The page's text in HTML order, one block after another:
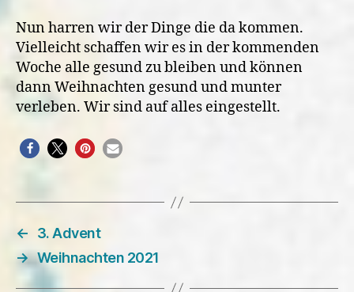
Nun harren wir der Dinge die da kommen.
Vielleicht schaffen wir es in der kommenden
Woche alle gesund zu bleiben und können
dann Weihnachten gesund und munter
verleben. Wir sind auf alles eingestellt.
←
3. Advent
→ Weihnachten 2021